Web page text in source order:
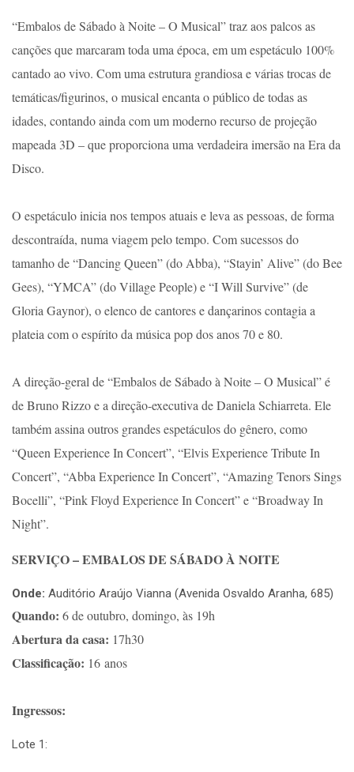
“Embalos de Sábado à Noite – O Musical” traz aos palcos as
canções que marcaram toda uma época, em um espetáculo 100%
cantado ao vivo. Com uma estrutura grandiosa e várias trocas de
temáticas/figurinos, o musical encanta o público de todas as
idades, contando ainda com um moderno recurso de projeção
mapeada 3D – que proporciona uma verdadeira imersão na Era da
Disco.
O espetáculo inicia nos tempos atuais e leva as pessoas, de forma
descontraída, numa viagem pelo tempo. Com sucessos do
tamanho de “Dancing Queen” (do Abba), “Stayin’ Alive” (do Bee
Gees), “YMCA” (do Village People) e “I Will Survive” (de
Gloria Gaynor), o elenco de cantores e dançarinos contagia a
plateia com o espírito da música pop dos anos 70 e 80.
A direção-geral de “Embalos de Sábado à Noite – O Musical” é
de Bruno Rizzo e a direção-executiva de Daniela Schiarreta. Ele
também assina outros grandes espetáculos do gênero, como
“Queen Experience In Concert”, “Elvis Experience Tribute In
Concert”, “Abba Experience In Concert”, “Amazing Tenors Sings
Bocelli”, “Pink Floyd Experience In Concert” e “Broadway In
Night”.
SERVIÇO – EMBALOS DE SÁBADO À NOITE
Onde: Auditório Araújo Vianna (Avenida Osvaldo Aranha, 685)
Quando: 6 de outubro, domingo, às 19h
Abertura da casa: 17h30
Classificação: 16 anos
Ingressos:
Lote 1: